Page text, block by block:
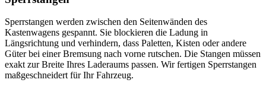
Sperrstangen werden zwischen den Seitenwänden des
Kastenwagens gespannt. Sie blockieren die Ladung in
Längsrichtung und verhindern, dass Paletten, Kisten oder andere
Güter bei einer Bremsung nach vorne rutschen. Die Stangen müssen
exakt zur Breite Ihres Laderaums passen. Wir fertigen Sperrstangen
maßgeschneidert für Ihr Fahrzeug.